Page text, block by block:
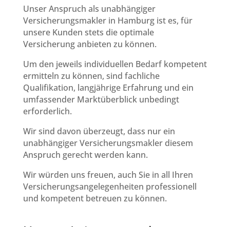
Unser Anspruch als unabhängiger
Versicherungsmakler in Hamburg ist es, für
unsere Kunden stets die optimale
Versicherung anbieten zu können.
Um den jeweils individuellen Bedarf kompetent
ermitteln zu können, sind fachliche
Qualifikation, langjährige Erfahrung und ein
umfassender Marktüberblick unbedingt
erforderlich.
Wir sind davon überzeugt, dass nur ein
unabhängiger Versicherungsmakler diesem
Anspruch gerecht werden kann.
Wir würden uns freuen, auch Sie in all Ihren
Versicherungsangelegenheiten professionell
und kompetent betreuen zu können.